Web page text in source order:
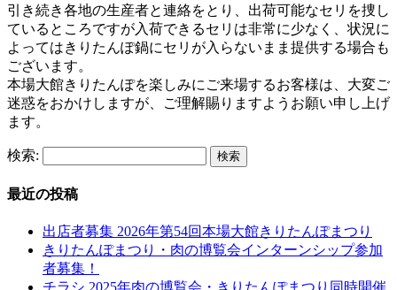
引き続き各地の生産者と連絡をとり、出荷可能なセリを捜し
ているところですが入荷できるセリは非常に少なく、状況に
よってはきりたんぽ鍋にセリが入らないまま提供する場合も
ございます。
本場大館きりたんぽを楽しみにご来場するお客様は、大変ご
迷惑をおかけしますが、ご理解賜りますようお願い申し上げ
ます。
検索:
最近の投稿
出店者募集 2026年第54回本場大館きりたんぽまつり
きりたんぽまつり・肉の博覧会インターンシップ参加
者募集！